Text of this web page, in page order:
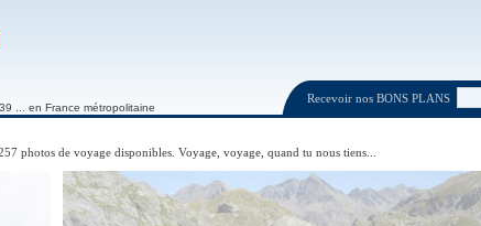
... en France métropolitaine
Recevoir nos BONS PLANS
photos de voyage disponibles. Voyage, voyage, quand tu nous tiens...